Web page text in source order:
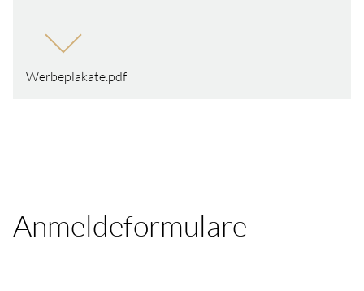
Werbeplakate.pdf
Anmeldeformulare